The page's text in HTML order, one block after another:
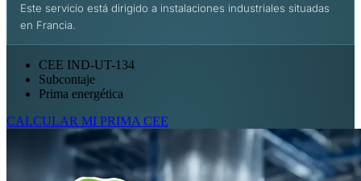
Este servicio está dirigido a instalaciones industriales situadas
en Francia.
CEE IND-UT-134
Subcontaje
Prima energética
CALCULAR MI PRIMA CEE